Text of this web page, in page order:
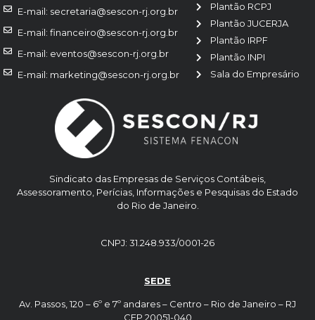
Sindicato das Empresas de Serviços Contábeis,
Assessoramento, Perícias, Informações e Pesquisas do Estado
do Rio de Janeiro.
CNPJ: 31.248.933/0001-26
SEDE
Av. Passos, 120 – 6º e 7º andares – Centro – Rio de Janeiro – RJ
CEP 20051-040
Plantão RCPJ
Plantão JUCERJA
Plantão IRPF
Plantão INPI
Sala do Empresário
E-mail: secretaria@sescon-rj.org.br
E-mail: financeiro@sescon-rj.org.br
E-mail: eventos@sescon-rj.org.br
E-mail: marketing@sescon-rj.org.br